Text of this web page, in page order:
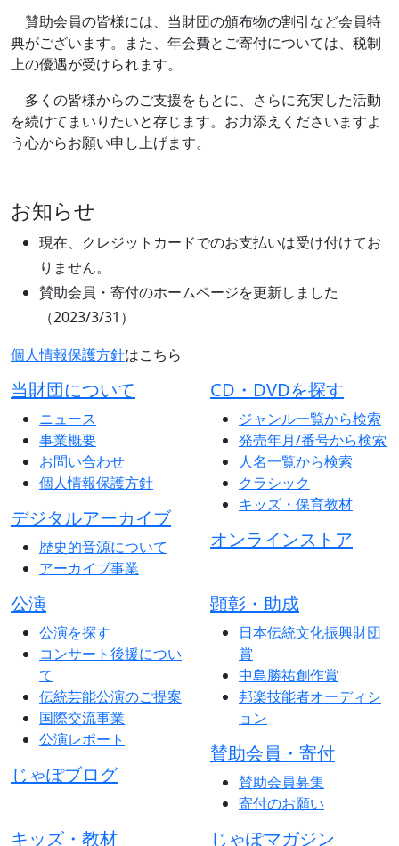
賛助会員の皆様には、当財団の頒布物の割引など会員特
典がございます。また、年会費とご寄付については、税制
上の優遇が受けられます。
多くの皆様からのご支援をもとに、さらに充実した活動
を続けてまいりたいと存じます。お力添えくださいますよ
う心からお願い申し上げます。
お知らせ
現在、クレジットカードでのお支払いは受け付けてお
りません。
賛助会員・寄付のホームページを更新しました
（2023/3/31）
個人情報保護方針はこちら
当財団について
ニュース
事業概要
お問い合わせ
個人情報保護方針
デジタルアーカイブ
歴史的音源について
アーカイブ事業
CD・DVDを探す
ジャンル一覧から検索
発売年月/番号から検索
人名一覧から検索
クラシック
キッズ・保育教材
オンラインストア
公演
公演を探す
コンサート後援につい
て
伝統芸能公演のご提案
国際交流事業
公演レポート
じゃぽブログ
顕彰・助成
日本伝統文化振興財団
賞
中島勝祐創作賞
邦楽技能者オーディシ
ョン
賛助会員・寄付
賛助会員募集
寄付のお願い
キッズ・教材 じゃぽマガジン